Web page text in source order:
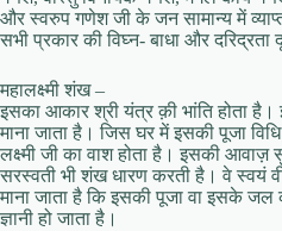
और स्वरुप गणेश जी के जन सामान्य में
सभी प्रकार की विघ्न- बाधा और दरिद्रता
महालक्ष्मी शंख –
इसका आकार श्री यंत्र क़ी भांति होता
माना जाता है। जिस घर में इसकी पूजा
लक्ष्मी जी का वाश होता है। इसकी आवाज़
सरस्वती भी शंख धारण करती है। वे स्वयं
माना जाता है कि इसकी पूजा वा इसके जल
ज्ञानी हो जाता है।